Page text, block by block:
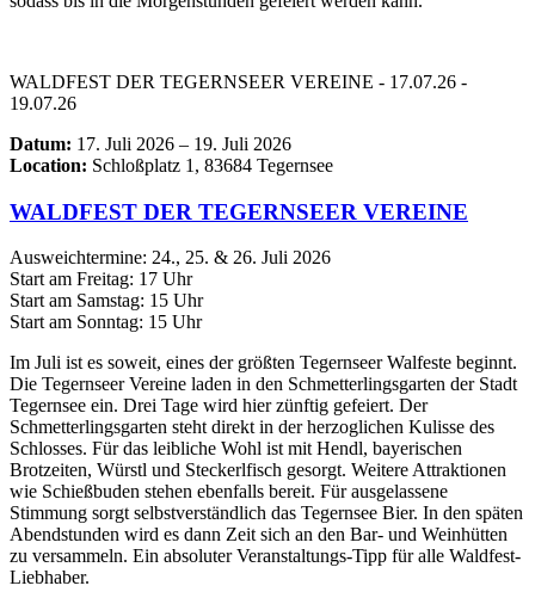
WALDFEST DER TEGERNSEER VEREINE - 17.07.26 -
19.07.26
Datum: 17. Juli 2026 – 19. Juli 2026
Location: Schloßplatz 1, 83684 Tegernsee
WALDFEST DER TEGERNSEER VEREINE
Ausweichtermine: 24., 25. & 26. Juli 2026
Start am Freitag: 17 Uhr
Start am Samstag: 15 Uhr
Start am Sonntag: 15 Uhr
Im Juli ist es soweit, eines der größten Tegernseer Walfeste beginnt.
Die Tegernseer Vereine laden in den Schmetterlingsgarten der Stadt
Tegernsee ein. Drei Tage wird hier zünftig gefeiert. Der
Schmetterlingsgarten steht direkt in der herzoglichen Kulisse des
Schlosses. Für das leibliche Wohl ist mit Hendl, bayerischen
Brotzeiten, Würstl und Steckerlfisch gesorgt. Weitere Attraktionen
wie Schießbuden stehen ebenfalls bereit. Für ausgelassene
Stimmung sorgt selbstverständlich das Tegernsee Bier. In den späten
Abendstunden wird es dann Zeit sich an den Bar- und Weinhütten
zu versammeln. Ein absoluter Veranstaltungs-Tipp für alle Waldfest-
Liebhaber.